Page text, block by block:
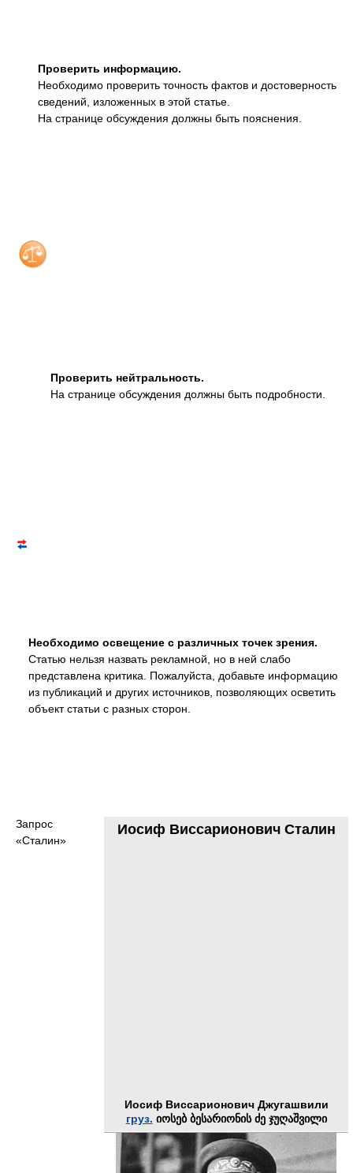
Проверить информацию.
Необходимо проверить точность фактов и достоверность
сведений, изложенных в этой статье.
На странице обсуждения должны быть пояснения.
Проверить нейтральность.
На странице обсуждения должны быть подробности.
Необходимо освещение с различных точек зрения.
Статью нельзя назвать рекламной, но в ней слабо
представлена критика. Пожалуйста, добавьте информацию
из публикаций и других источников, позволяющих осветить
объект статьи с разных сторон.
Иосиф Виссарионович Сталин
Иосиф Виссарионович Джугашвили
груз. იოსებ ბესარიონის ძე ჯუღაშვილი
Запрос
«Сталин»